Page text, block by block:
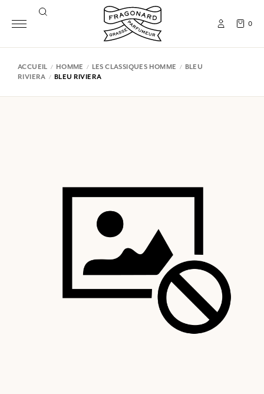
0
ACCUEIL HOMME LES CLASSIQUES HOMME
BLEU
RIVIERA
BLEU RIVIERA